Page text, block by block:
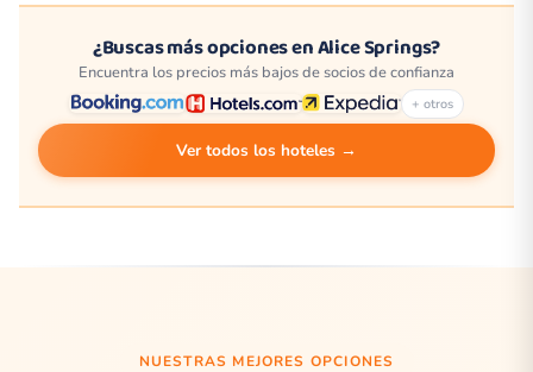
¿Buscas más opciones en Alice Springs?
Encuentra los precios más bajos de socios de confianza
+ otros
Ver todos los hoteles →
NUESTRAS MEJORES OPCIONES